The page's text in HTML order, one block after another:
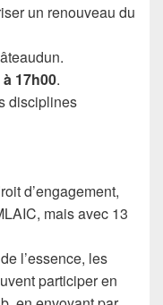
un renouveau du
17h00.
disciplines
d’engagement,
mais avec 13
l’essence, les
participer en